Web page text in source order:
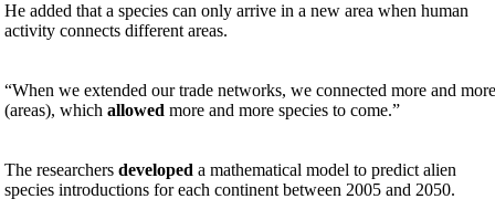
He added that a species can only arrive in a new area when human
activity connects different areas.
“When we extended our trade networks, we connected more and
(areas), whichallowed more and more species to come.”
The researchersdeveloped a mathematical model to predict alien
species introductions for each continent between 2005 and 2050.